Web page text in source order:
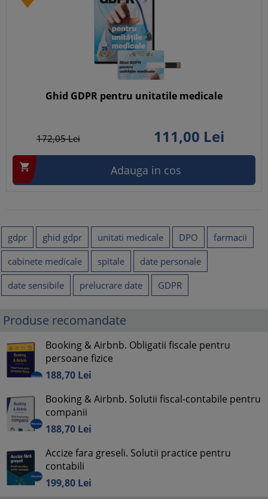
Ghid GDPR pentru unitatile medicale
172,05Lei 111,00 Lei
 Adauga in cos
gdpr ghid gdpr unitati medicale DPO
farmacii
cabinete medicale
spitale
date personale
date sensibile
prelucrare date GDPR
Produse recomandate
Booking & Airbnb. Obligatii fiscale pentru
persoane fizice
188,70 Lei
Booking & Airbnb. Solutii fiscal-contabile pentru
companii
188,70 Lei
Accize fara greseli. Solutii practice pentru
contabili
199,80 Lei